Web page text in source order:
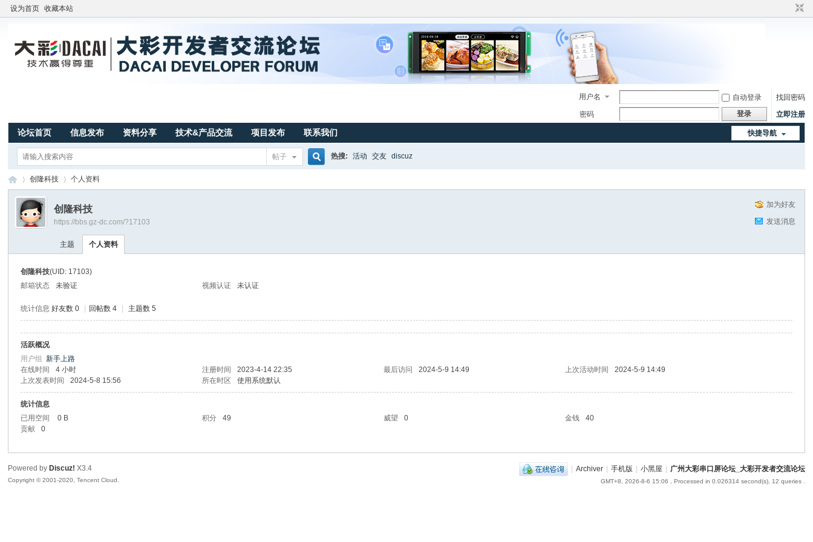
设为首页 收藏本站
用户名 自动登录
找回密码
密码
登录 立即注册
快捷导航
论坛首页 信息发布 资料分享 技术&产品交流 项目发布 联系我们
帖子 热搜: 活动 交友 discuz
大
›
创隆科技 个人资料
加为好友
发送消息
创隆科技
https://bbs.gz-dc.com/?17103
主题 个人资料
创隆科技(UID: 17103)
邮箱状态
未验证 视频认证 未认证
统计信息 好友数 0 回帖数 4 主题数 5
活跃概况
用户组新手上路
在线时间
4 小时 注册时间 2023-4-14 22:35 最后访问 2024-5-9 14:49 上次活动时间
2024-5-9 14:49
上次发表时间
2024-5-8 15:56 所在时区 使用系统默认
统计信息
已用空间
0 B 积分 49 威望 0 金钱
40
贡献
0
| Archiver | 手机版 | 小黑屋 | 广州大彩串口屏论坛_大彩开发者交流论坛
GMT+8, 2026-8-6 15:06 , Processed in 0.026314 second(s), 12 queries .
Powered by Discuz! X3.4
Copyright © 2001-2020, Tencent Cloud.